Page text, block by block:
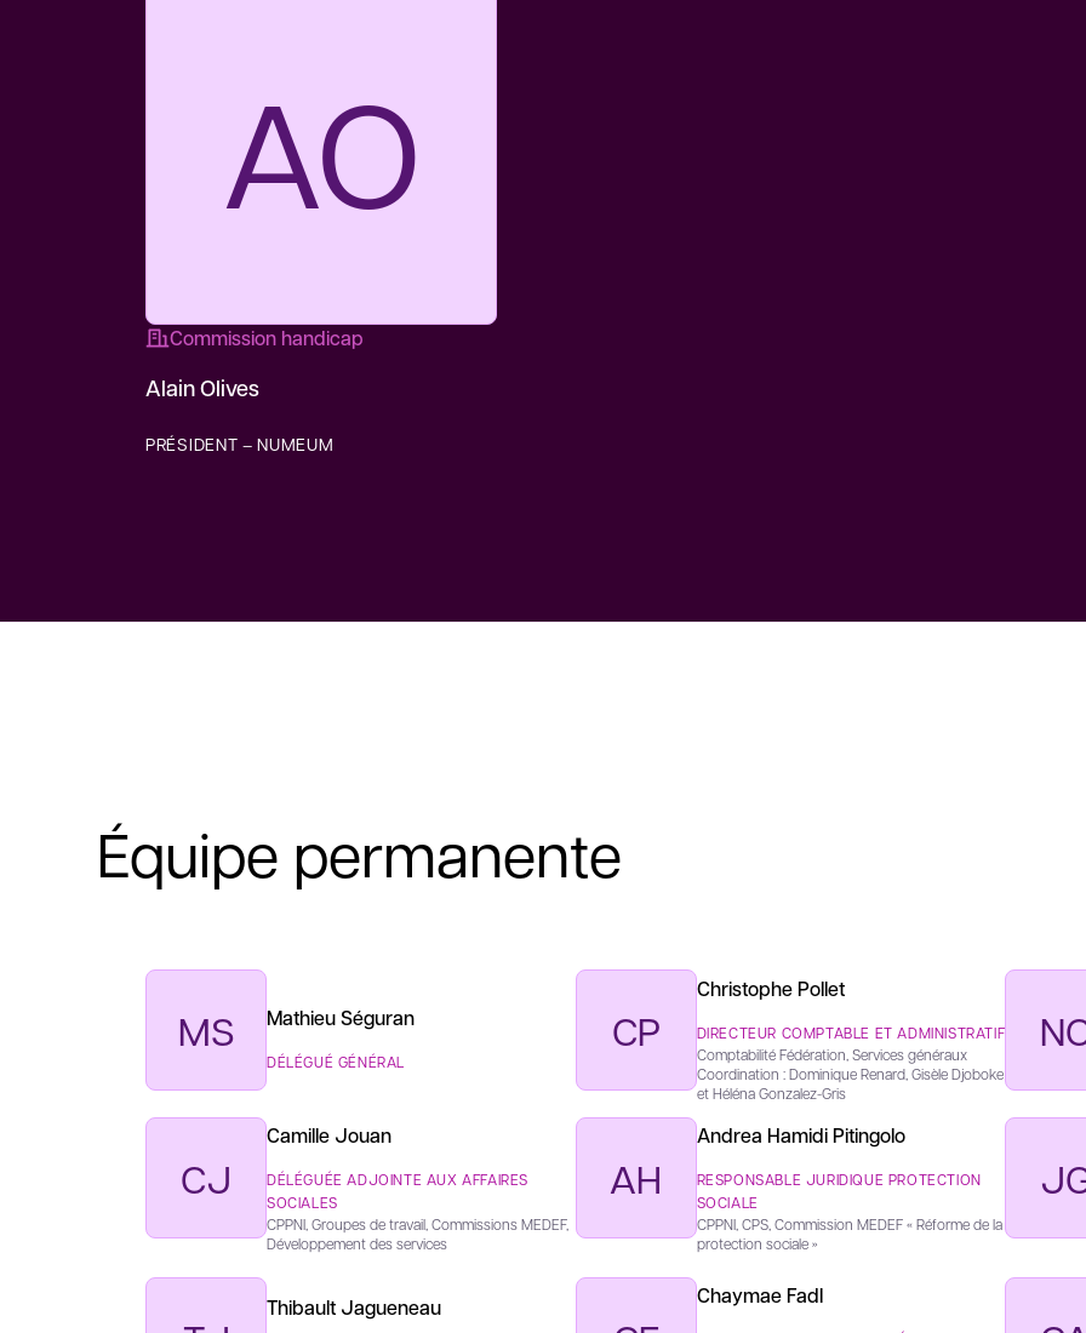
AO
Commission handicap
Alain Olives
PRÉSIDENT – NUMEUM
Équipe permanente
MS Mathieu Séguran
DÉLÉGUÉ GÉNÉRAL
CP
Comptabilité Fédération, Services généraux
Coordination : Dominique Renard, Gisèle Djoboke
et Héléna Gonzalez-Gris
Christophe Pollet
DIRECTEUR COMPTABLE ET ADMINISTRATIF
CJ
CPPNI, Groupes de travail, Commissions MEDEF,
Développement des services
Camille Jouan
DÉLÉGUÉE ADJOINTE AUX AFFAIRES
SOCIALES
AH
CPPNI, CPS, Commission MEDEF « Réforme de la
protection sociale »
Andrea Hamidi Pitingolo
RESPONSABLE JURIDIQUE PROTECTION
SOCIALE
Thibault Jagueneau Chaymae Fadl